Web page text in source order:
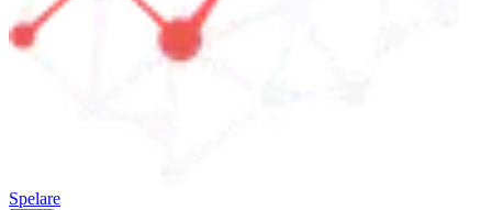
Spelare